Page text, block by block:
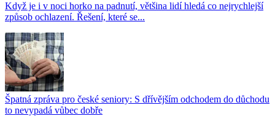
Když je i v noci horko na padnutí, většina lidí hledá co nejrychlejší
způsob ochlazení. Řešení, které se...
Špatná zpráva pro české seniory: S dřívějším odchodem do důchodu
to nevypadá vůbec dobře